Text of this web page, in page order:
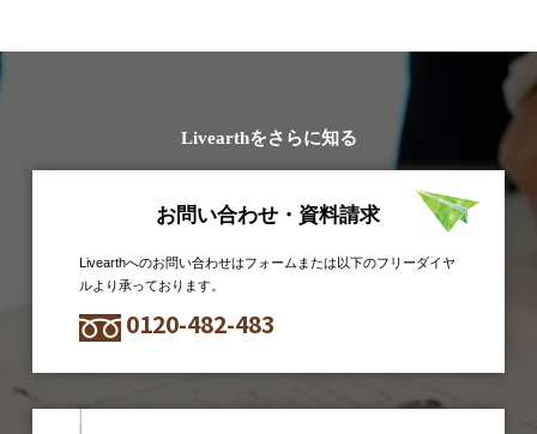
Livearthをさらに知る
お問い合わせ・資料請求
Livearthへのお問い合わせはフォームまたは以下のフリーダイヤ
ルより承っております。
0120-482-483